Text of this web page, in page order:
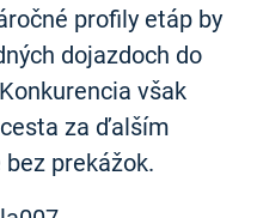
profily etáp by
dojazdoch do
však
za ďalším
prekážok.